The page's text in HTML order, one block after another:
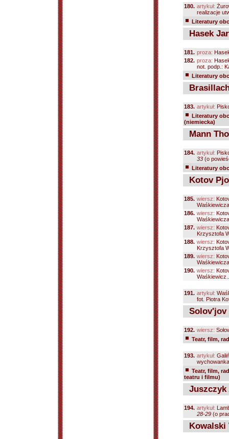
180. artykuł:
realizacje
Literatury
Hasek
181. proza:
182. proza:
not. podp.:
Literatury
183. artykuł:
Literatury
(niemiecka)
Mann
184. artykuł:
33 (o
Literatury
Kotov
185. wiersz:
186. wiersz:
187. wiersz:
Krzysztofa
188. wiersz:
Krzysztofa
189. wiersz:
190. wiersz:
191. artykuł:
fot. Piotra
Solov'jov
192. wiersz:
Teatr, film,
193. artykuł:
Teatr, film,
teatru i filmu)
Juszczyk
194. artykuł:
28-29 (o
Kowalski